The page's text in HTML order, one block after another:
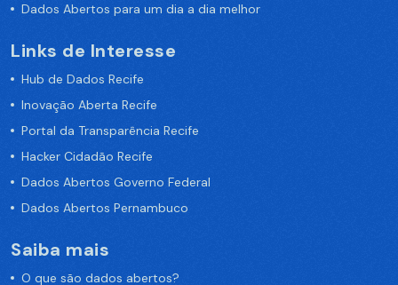
Dados Abertos para um dia a dia melhor
Links de Interesse
Hub de Dados Recife
Inovação Aberta Recife
Portal da Transparência Recife
Hacker Cidadão Recife
Dados Abertos Governo Federal
Dados Abertos Pernambuco
Saiba mais
O que são dados abertos?